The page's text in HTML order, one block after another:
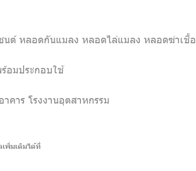
นต์ หลอดกันแมลง หลอดไล่แมลง หลอดฆ่าเชื้อ
อมประกอบใช้
คาร โรงงานอุตสาหกรรม
พิ่มเติมได้ที่